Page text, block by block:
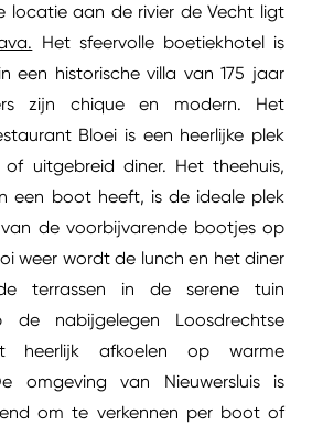
locatie aan de rivier de Vecht ligt
Het sfeervolle boetiekhotel is
een historische villa van 175 jaar
zijn chique en modern. Het
Bloei is een heerlijke plek
uitgebreid diner. Het theehuis,
een boot heeft, is de ideale plek
de voorbijvarende bootjes op
weer wordt de lunch en het diner
terrassen in de serene tuin
de nabijgelegen Loosdrechtse
heerlijk afkoelen op warme
omgeving van Nieuwersluis is
om te verkennen per boot of